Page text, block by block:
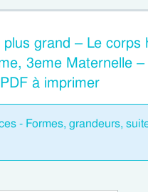
grand – Le corps
3eme Maternelle –
à imprimer
- Formes, grandeurs,